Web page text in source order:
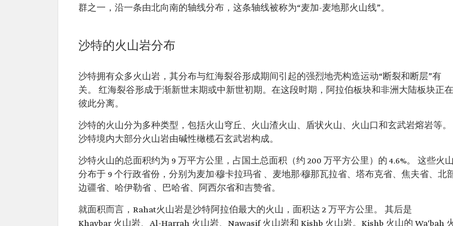
群之一，沿一条由北向南的轴线分布，这条轴线被称为“麦加-麦地那火山线”。
沙特的火山岩分布
沙特拥有众多火山岩，其分布与红海裂谷形成期间引起的强烈地壳构造运动“断裂和断层”有
关。 红海裂谷形成于渐新世末期或中新世初期。在这段时期，阿拉伯板块和非洲大陆板块正在
彼此分离。
沙特的火山分为多种类型，包括火山穹丘、火山渣火山、盾状火山、火山口和玄武岩熔岩等。
沙特境内大部分火山岩由碱性橄榄石玄武岩构成。
沙特火山的总面积约为 9 万平方公里，占国土总面积（约 200 万平方公里）的 4.6%。 这些火山
分布于 9 个行政省份，分别为麦加·穆卡拉玛省 、麦地那·穆那瓦拉省、塔布克省、焦夫省、北
边疆省、哈伊勒省 、巴哈省、阿西尔省和吉赞省。
就面积而言，Rahat火山岩是沙特阿拉伯最大的火山，面积达 2 万平方公里。 其后是
Khaybar 火山岩、Al-Harrah 火山岩、Nawasif 火山岩和 Kishb 火山岩。Kishb 火山的 Wa'bah